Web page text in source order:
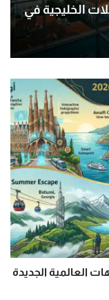
الخليجية في